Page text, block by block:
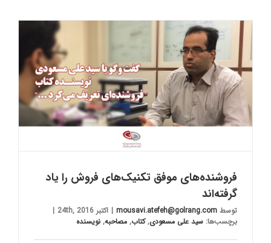
فروشنده‌های موفق تکنیک‌های فروش را یاد
گرفته‌اند
توسط mousavi.atefeh@golrang.com
| اکتبر 24th, 2016
|
برچسب‌ها: سید علی مسعودی,کتاب, مصاحبه, نویسنده